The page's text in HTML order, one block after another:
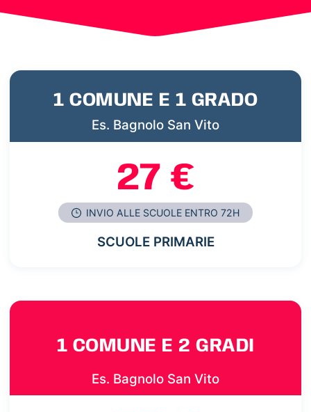
1 COMUNE E 1 GRADO
Es. Bagnolo San Vito
27 €
INVIO ALLE SCUOLE ENTRO 72H
SCUOLE PRIMARIE
1 COMUNE E 2 GRADI
Es. Bagnolo San Vito